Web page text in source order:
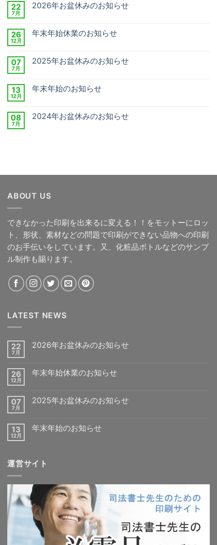
22
7月
2026年お盆休みのお知らせ
26
12月
年末年始休業のお知らせ
07
7月
2025年お盆休みのお知らせ
13
12月
年末年始のお知らせ
08
7月
2024年お盆休みのお知らせ
ABOUT US
できなかった印刷を出来るに変える！！をモットーにロッ
ト、形状、素材などの問題で印刷ができない品物への印刷
のお手伝いをしています。又、化粧品ボトルなどのサンプ
ル制作も賜ります。
LATEST NEWS
22
7月
2026年お盆休みのお知らせ
26
12月
年末年始休業のお知らせ
07
7月
2025年お盆休みのお知らせ
13
12月
年末年始のお知らせ
運営サイト